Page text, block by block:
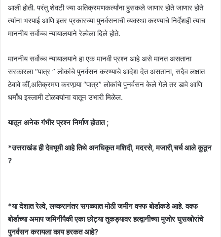
आली होती. परंतु शेवटी ज्या अतिक्रमणकर्त्यांना हुसकले जाणार होते जाणार होते
त्यांना भरपाई आणि इतर प्रकारच्या पुनर्वसनाची व्यवस्था करण्याचे निर्देशही त्याच
माननीय सर्वोच्च न्यायालयाने रेल्वेला दिले होते.
माननीय सर्वोच्च न्यायालयाने हा एक मानवी प्रश्न आहे असे मानत असताना
सरकारला “पात्र ” लोकांचे पुनर्वसन करण्याचे आदेश देत असताना, सदैव लक्षात
ठेवावे कीं,अतिक्रमण करणार्‍या “पात्र” लोकांचे पुनर्वसन केले गेले तर डावे आणि
धर्मांध इस्लामी टोळक्यांना यातून उभारी मिळेल.
यातून अनेक गंभीर प्रश्न निर्माण होतात ;
*उत्तराखंड ही देवभूमी आहे तिथे अनधिकृत मशिदी, मदरसे, मजारी,चर्च आले कुठून
?
*या देशात रेल्वे, लष्करानंतर सगळ्यात मोठी जमीन वफ्फ बोर्डाकडे आहे. वक्फ
बोर्डाच्या अमाप जमिनीपैकी एका छोट्या तुकड्यावर हल्द्वानीच्या मुजोर घुसखोरांचे
पुनर्वसन करायला काय हरकत आहे?